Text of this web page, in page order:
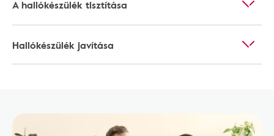
A hallókészülék tisztítása
Hallókészülék javítása